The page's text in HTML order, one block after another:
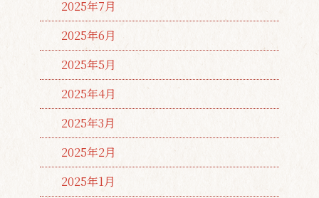
2025年7月
2025年6月
2025年5月
2025年4月
2025年3月
2025年2月
2025年1月